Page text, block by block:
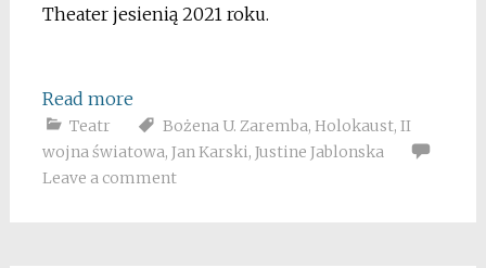
Theater jesienią 2021 roku.
Read more
Teatr Bożena U. Zaremba, Holokaust, II
wojna światowa, Jan Karski, Justine Jablonska
Leave a comment